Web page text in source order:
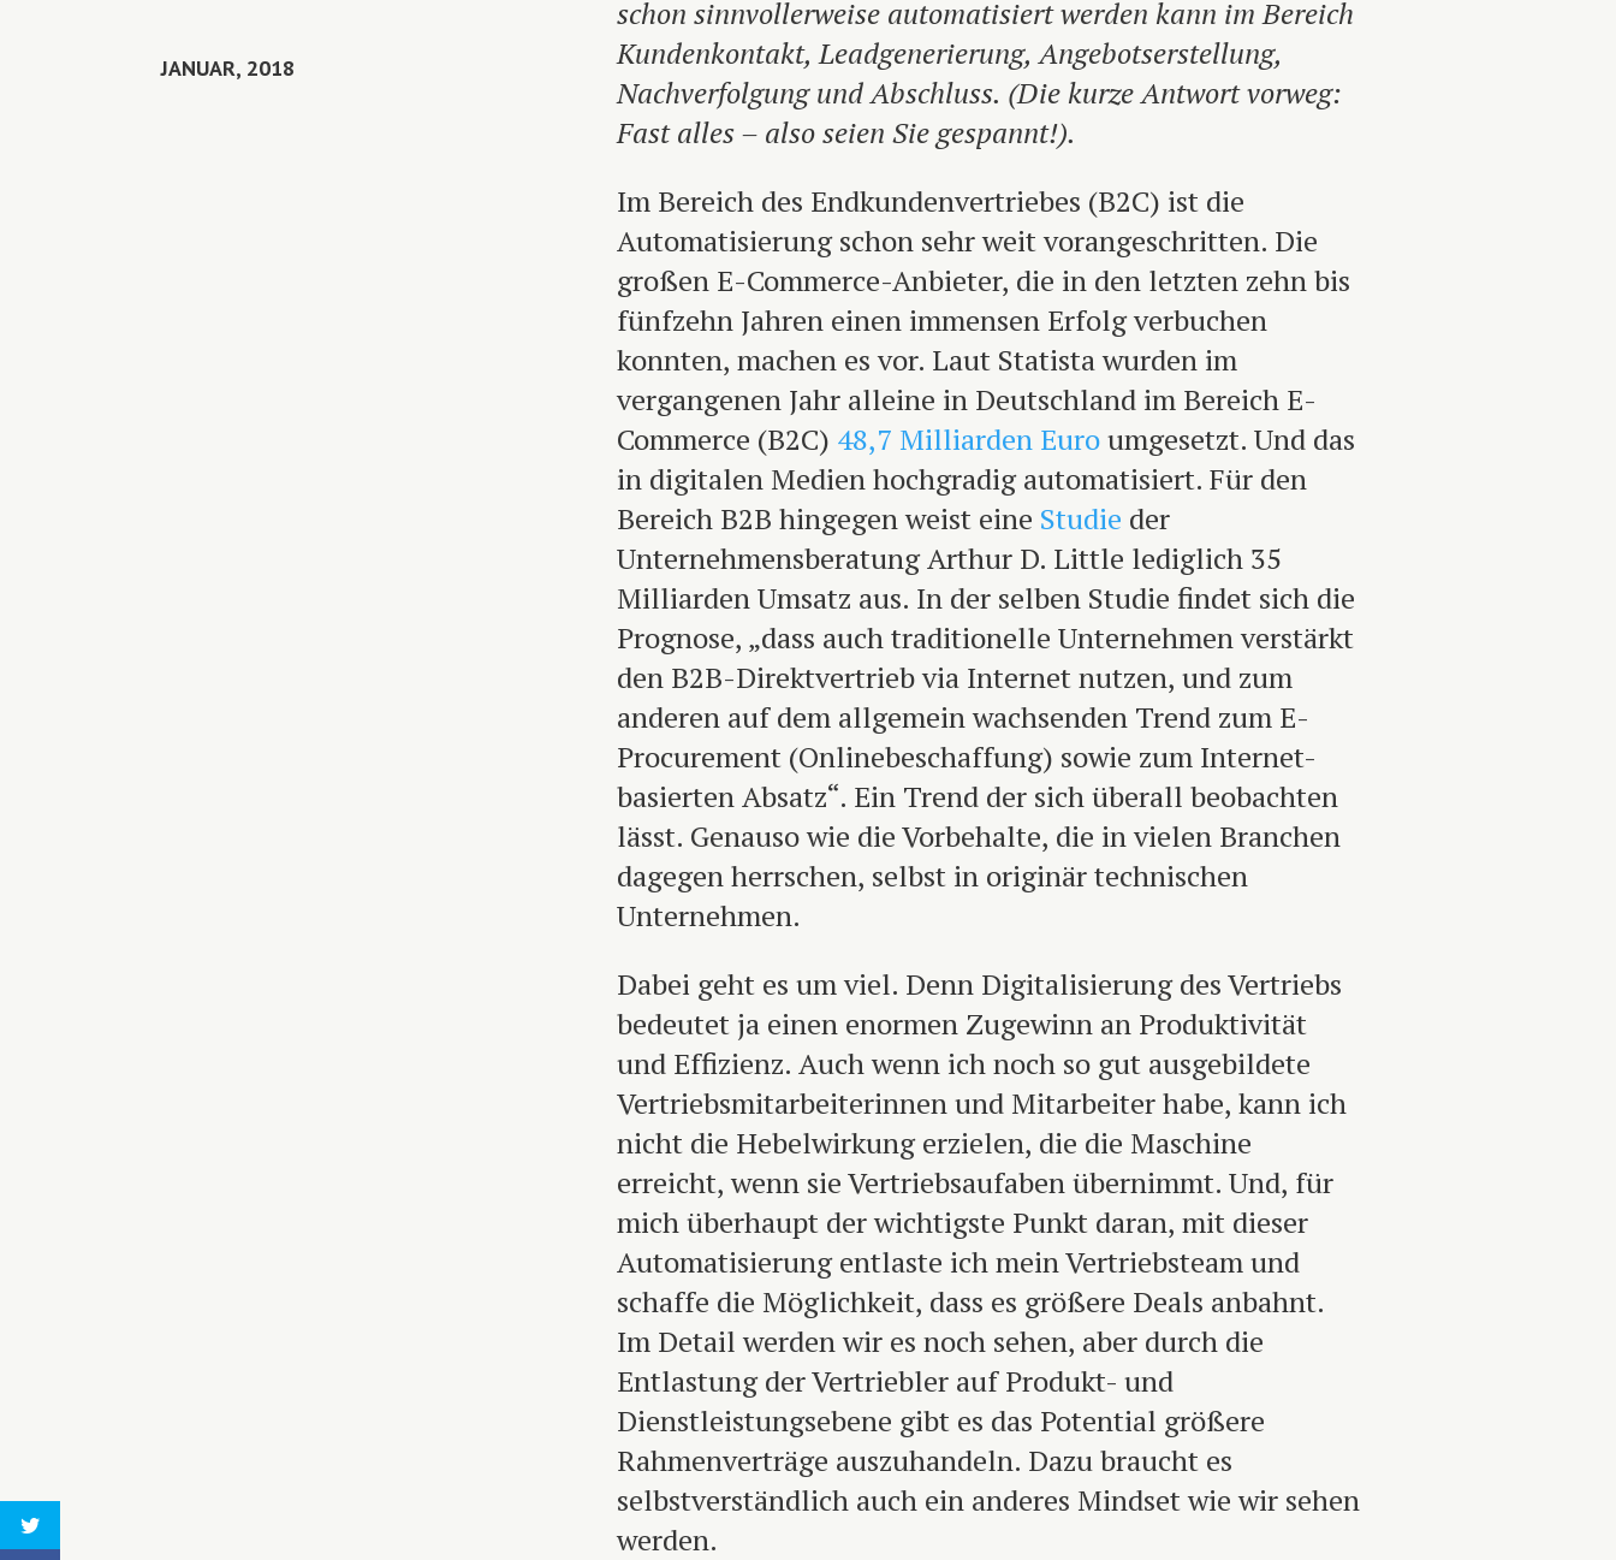
JANUAR, 2018
schon sinnvollerweise automatisiert werden kann im Bereich
Kundenkontakt, Leadgenerierung, Angebotserstellung,
Nachverfolgung und Abschluss. (Die kurze Antwort vorweg:
Fast alles – also seien Sie gespannt!).
Im Bereich des Endkundenvertriebes (B2C) ist die
Automatisierung schon sehr weit vorangeschritten. Die
großen E-Commerce-Anbieter, die in den letzten zehn bis
fünfzehn Jahren einen immensen Erfolg verbuchen
konnten, machen es vor. Laut Statista wurden im
vergangenen Jahr alleine in Deutschland im Bereich E-
Commerce (B2C) 48,7 Milliarden Euroumgesetzt. Und das
in digitalen Medien hochgradig automatisiert. Für den
Bereich B2B hingegen weist eine Studie der
Unternehmensberatung Arthur D. Little lediglich 35
Milliarden Umsatz aus. In der selben Studie findet sich die
Prognose, „dass auch traditionelle Unternehmen verstärkt
den B2B-Direktvertrieb via Internet nutzen, und zum
anderen auf dem allgemein wachsenden Trend zum E-
Procurement (Onlinebeschaffung) sowie zum Internet-
basierten Absatz“. Ein Trend der sich überall beobachten
lässt. Genauso wie die Vorbehalte, die in vielen Branchen
dagegen herrschen, selbst in originär technischen
Unternehmen.
Dabei geht es um viel. Denn Digitalisierung des Vertriebs
bedeutet ja einen enormen Zugewinn an Produktivität
und Effizienz. Auch wenn ich noch so gut ausgebildete
Vertriebsmitarbeiterinnen und Mitarbeiter habe, kann ich
nicht die Hebelwirkung erzielen, die die Maschine
erreicht, wenn sie Vertriebsaufaben übernimmt. Und, für
mich überhaupt der wichtigste Punkt daran, mit dieser
Automatisierung entlaste ich mein Vertriebsteam und
schaffe die Möglichkeit, dass es größere Deals anbahnt.
Im Detail werden wir es noch sehen, aber durch die
Entlastung der Vertriebler auf Produkt- und
Dienstleistungsebene gibt es das Potential größere
Rahmenverträge auszuhandeln. Dazu braucht es
selbstverständlich auch ein anderes Mindset wie wir sehen
werden.